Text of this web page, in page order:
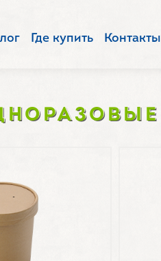
Где купить Контакты